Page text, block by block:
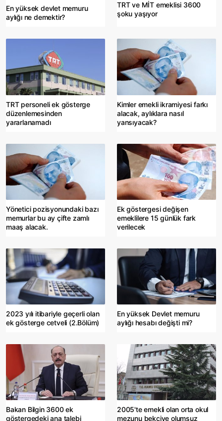
En yüksek devlet memuru
aylığı ne demektir?
TRT ve MİT emeklisi 3600
şoku yaşıyor
TRT personeli ek gösterge
düzenlemesinden
yararlanamadı
Kimler emekli ikramiyesi farkı
alacak, aylıklara nasıl
yansıyacak?
Yönetici pozisyonundaki bazı
memurlar bu ay çifte zamlı
maaş alacak.
Ek göstergesi değişen
emeklilere 15 günlük fark
verilecek
2023 yılı itibariyle geçerli olan
ek gösterge cetveli (2.Bölüm)
En yüksek Devlet memuru
aylığı hesabı değişti mi?
Bakan Bilgin 3600 ek
göstergedeki ana talebi
2005'te emekli olan orta okul
mezunu bekçiye olumsuz